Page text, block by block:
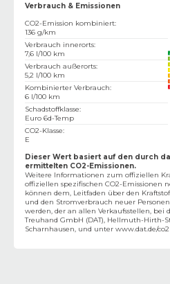
Verbrauch & Emissionen
CO2-Emission kombiniert:
136 g/km
Verbrauch innerorts:
7,6 l/100 km
Verbrauch außerorts:
5,2 l/100 km
Kombinierter Verbrauch:
6 l/100 km
Schadstoffklasse:
Euro 6d-Temp
CO2-Klasse:
E
Dieser Wert basiert auf den durch
ermittelten CO2-Emissionen.
Weitere Informationen zum offiziellen
offiziellen spezifischen CO2-Emissionen
können dem‚ Leitfaden über den
und den Stromverbrauch neuer
werden, der an allen Verkaufsstellen, bei
Treuhand GmbH (DAT), Hellmuth-Hirth-
Scharnhausen, und unter www.dat.de/co2